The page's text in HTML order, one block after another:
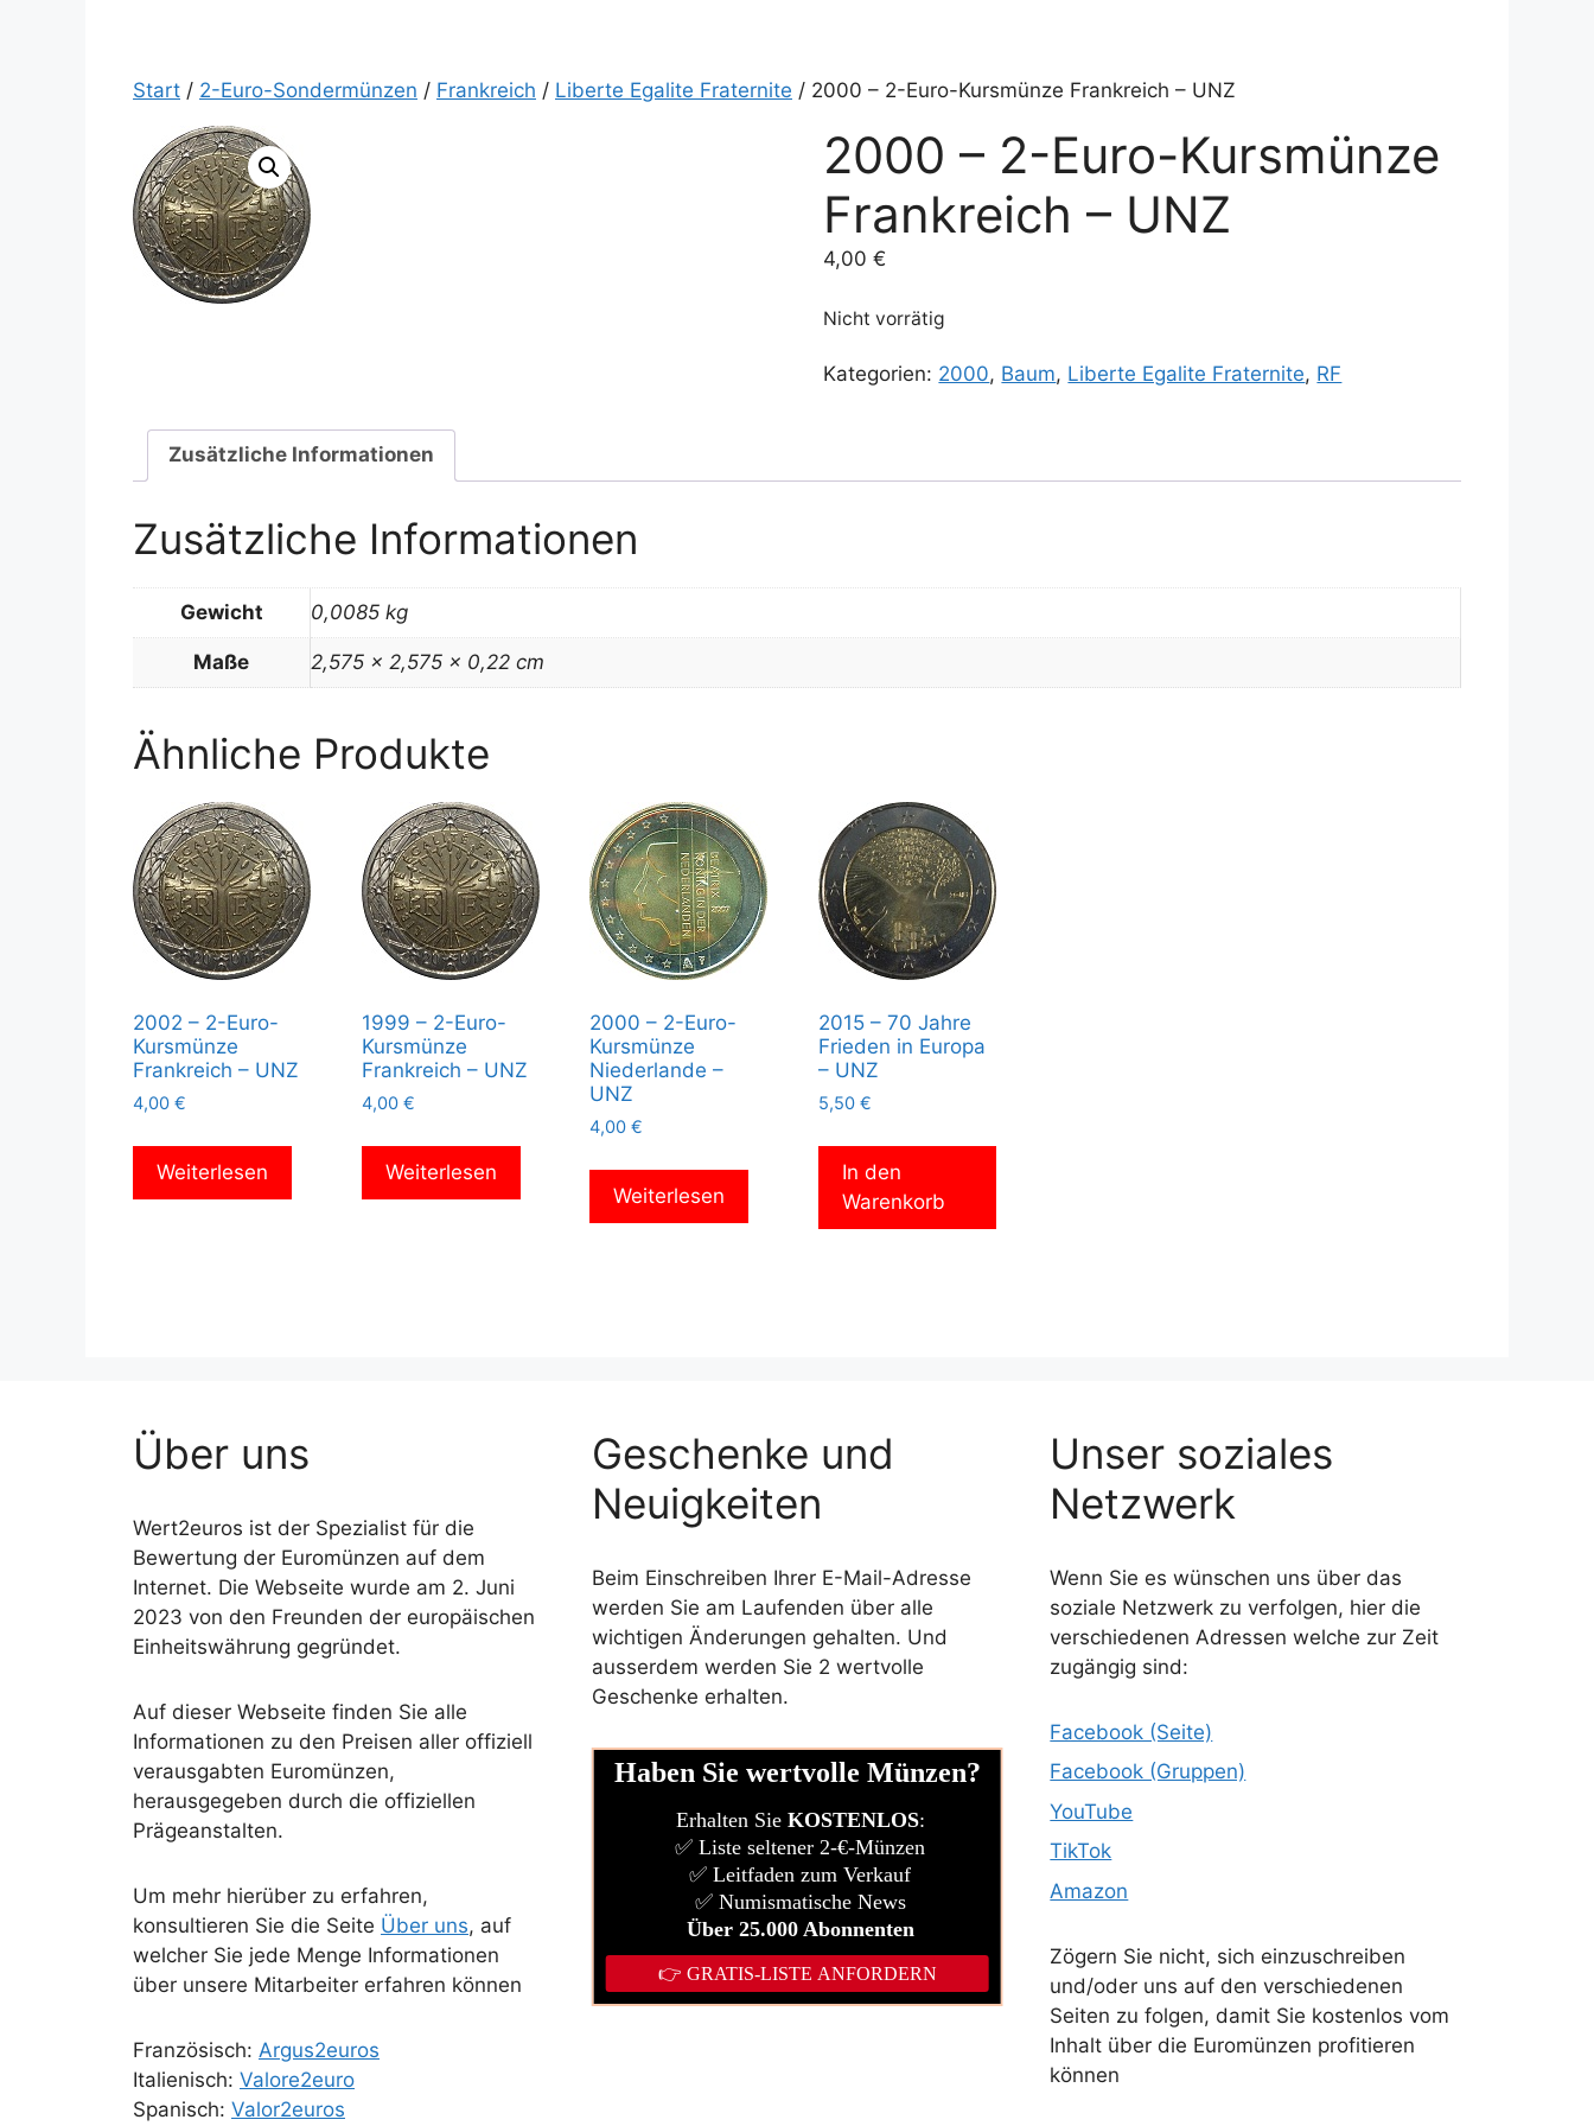
Start / 2-Euro-Sondermünzen / Frankreich / Liberte Egalite Fraternite / 2000 – 2-Euro-Kursmünze Frankreich – UNZ
2000 – 2-Euro-Kursmünze
Frankreich – UNZ
4,00€
Nicht vorrätig
Kategorien: 2000, Baum, Liberte Egalite Fraternite, RF
Zusätzliche Informationen
Zusätzliche Informationen
Gewicht 0,0085 kg
Maße 2,575 × 2,575 × 0,22 cm
Ähnliche Produkte
2002 – 2-Euro-
Kursmünze
Frankreich – UNZ
4,00 €
Weiterlesen
1999 – 2-Euro-
Kursmünze
Frankreich – UNZ
4,00 €
Weiterlesen
2000 – 2-Euro-
Kursmünze
Niederlande –
UNZ
4,00€
Weiterlesen
2015 – 70 Jahre
Frieden in Europa
– UNZ
5,50 €
In den
Warenkorb
Über uns
Wert2euros ist der Spezialist für die
Bewertung der Euromünzen auf dem
Internet. Die Webseite wurde am 2. Juni
2023 von den Freunden der europäischen
Einheitswährung gegründet.
Auf dieser Webseite finden Sie alle
Informationen zu den Preisen aller offiziell
verausgabten Euromünzen,
herausgegeben durch die offiziellen
Prägeanstalten.
Um mehr hierüber zu erfahren,
konsultieren Sie die Seite Über uns, auf
welcher Sie jede Menge Informationen
über unsere Mitarbeiter erfahren können
Französisch: Argus2euros
Italienisch: Valore2euro
Spanisch: Valor2euros
Geschenke und
Neuigkeiten
Beim Einschreiben Ihrer E-Mail-Adresse
werden Sie am Laufenden über alle
wichtigen Änderungen gehalten. Und
ausserdem werden Sie 2 wertvolle
Geschenke erhalten.
Unser soziales
Netzwerk
Wenn Sie es wünschen uns über das
soziale Netzwerk zu verfolgen, hier die
verschiedenen Adressen welche zur Zeit
zugängig sind:
Facebook (Seite)
Facebook (Gruppen)
YouTube
TikTok
Amazon
Zögern Sie nicht, sich einzuschreiben
und/oder uns auf den verschiedenen
Seiten zu folgen, damit Sie kostenlos vom
Inhalt über die Euromünzen profitieren
können